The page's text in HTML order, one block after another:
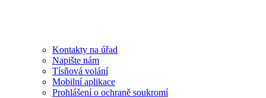
Kontakty na úřad
Napište nám
Tísňová volání
Mobilní aplikace
Prohlášení o ochraně soukromí